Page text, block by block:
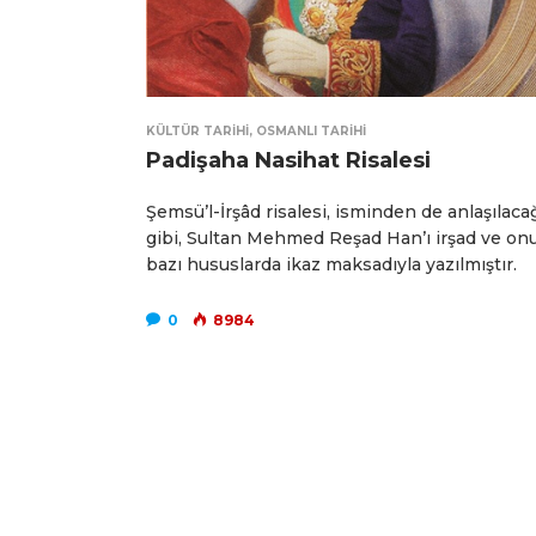
KÜLTÜR TARIHI, OSMANLI TARIHI
Padişaha Nasihat Risalesi
Şemsü’l-İrşâd risalesi, isminden de
gibi, Sultan Mehmed Reşad Han’ı irşad ve
bazı hususlarda ikaz maksadıyla yazılmıştır.
0 8984